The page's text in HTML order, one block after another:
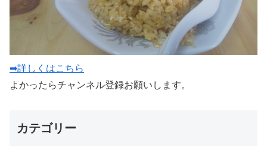
➡詳しくはこちら
よかったらチャンネル登録お願いします。
カテゴリー